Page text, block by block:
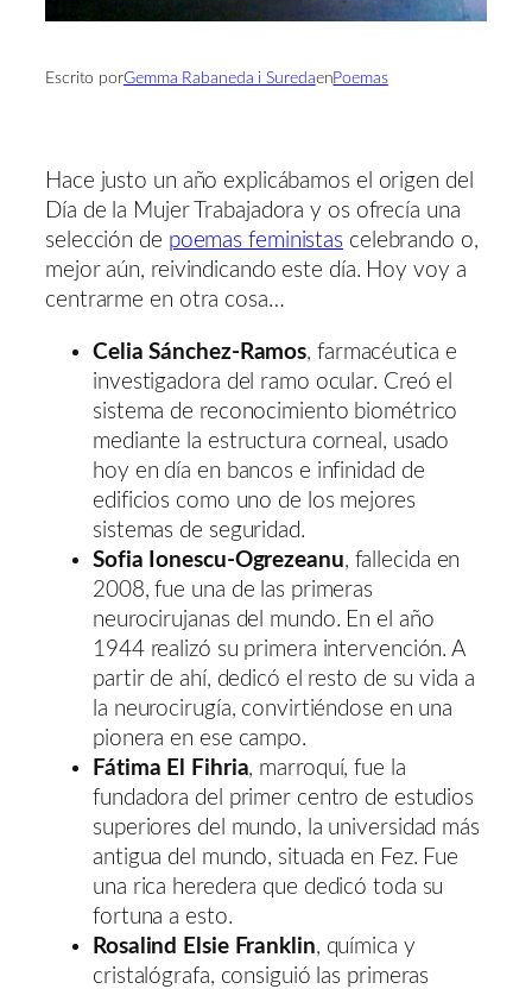
Escrito porGemma Rabaneda i SuredaenPoemas
Hace justo un año explicábamos el origen del
Día de la Mujer Trabajadora y os ofrecía una
selección de poemas feministas celebrando o,
mejor aún, reivindicando este día. Hoy voy a
centrarme en otra cosa…
Celia Sánchez-Ramos, farmacéutica e
investigadora del ramo ocular. Creó el
sistema de reconocimiento biométrico
mediante la estructura corneal, usado
hoy en día en bancos e infinidad de
edificios como uno de los mejores
sistemas de seguridad.
Sofia Ionescu-Ogrezeanu, fallecida en
2008, fue una de las primeras
neurocirujanas del mundo. En el año
1944 realizó su primera intervención. A
partir de ahí, dedicó el resto de su vida a
la neurocirugía, convirtiéndose en una
pionera en ese campo.
Fátima El Fihria, marroquí, fue la
fundadora del primer centro de estudios
superiores del mundo, la universidad más
antigua del mundo, situada en Fez. Fue
una rica heredera que dedicó toda su
fortuna a esto.
Rosalind Elsie Franklin, química y
cristalógrafa, consiguió las primeras